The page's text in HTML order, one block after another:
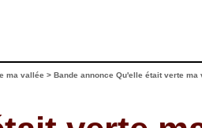
ma vallée > Bande annonce Qu'elle était verte ma